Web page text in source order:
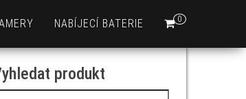
0
NABÍJECÍ BATERIE
produkt